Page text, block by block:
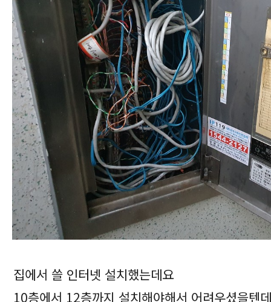
집에서 쓸 인터넷 설치했는데요
10층에서 12층까지 설치해야해서 어려우셨을텐